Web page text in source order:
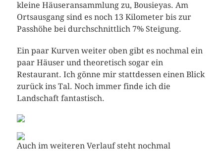
kleine Häuseransammlung zu, Bousieyas. Am
Ortsausgang sind es noch 13 Kilometer bis zur
Passhöhe bei durchschnittlich 7% Steigung.
Ein paar Kurven weiter oben gibt es nochmal ein
paar Häuser und theoretisch sogar ein
Restaurant. Ich gönne mir stattdessen einen Blick
zurück ins Tal. Noch immer finde ich die
Landschaft fantastisch.
Auch im weiteren Verlauf steht nochmal